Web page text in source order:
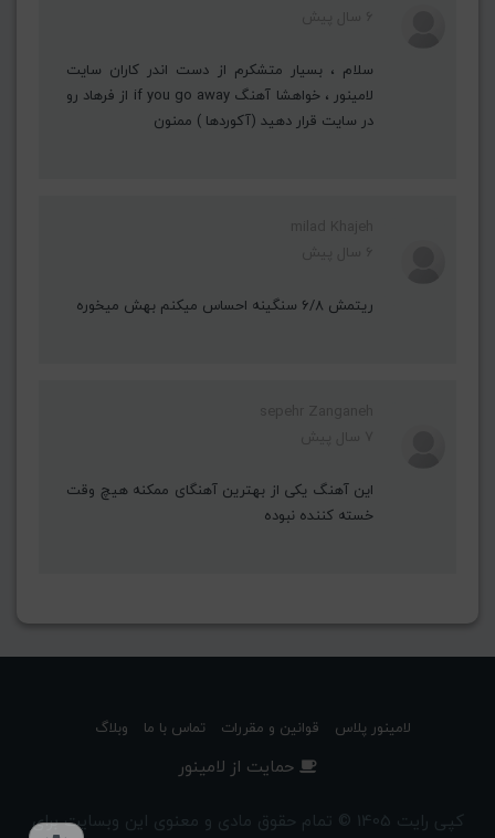
سلام ، بسیار متشکرم از دست اندر کاران سایت
لامینور ، خواهشا آهنگ if you go away از فرهاد رو
در سایت قرار دهید (آکوردها ) ممنون
ریتمش ۶/۸ سنگینه احساس میکنم بهش میخوره
این آهنگ یکی از بهترین آهنگای ممکنه هیچ وقت
خسته کننده نبوده
لامینور پلاس قوانین و مقررات تماس با ما وبلاگ
حمایت از لامینور
کپی رایت 1405 © تمام حقوق مادی و معنوی این وبسایت برای